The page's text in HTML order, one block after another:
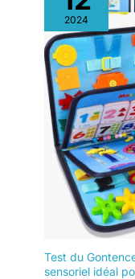
2024
Test du
sensoriel idéal